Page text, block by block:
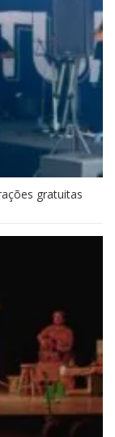
gratuitas